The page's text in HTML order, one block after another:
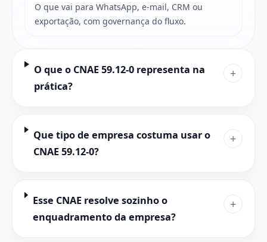
O que vai para WhatsApp, e-mail, CRM ou
exportação, com governança do fluxo.
O que o CNAE 59.12-0 representa na
prática?
+
Que tipo de empresa costuma usar o
CNAE 59.12-0?
+
Esse CNAE resolve sozinho o
enquadramento da empresa?
+